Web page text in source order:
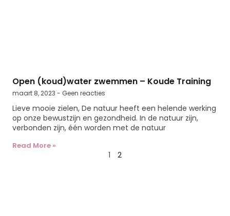
Open (koud)water zwemmen – Koude Training
maart 8, 2023 Geen reacties
Lieve mooie zielen, De natuur heeft een helende werking
op onze bewustzijn en gezondheid. In de natuur zijn,
verbonden zijn, één worden met de natuur
Read More »
1 2